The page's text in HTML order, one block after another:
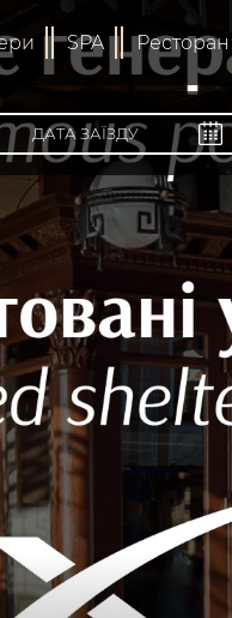
SPA Ресторан